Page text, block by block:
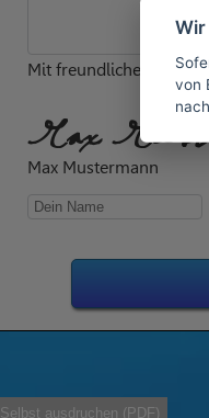
Mit freundlichen
Max
Max Mustermann
Selbst ausdruchen (PDF)
Wir
von